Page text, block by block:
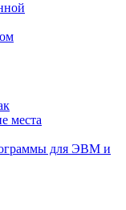
места
для ЭВМ и